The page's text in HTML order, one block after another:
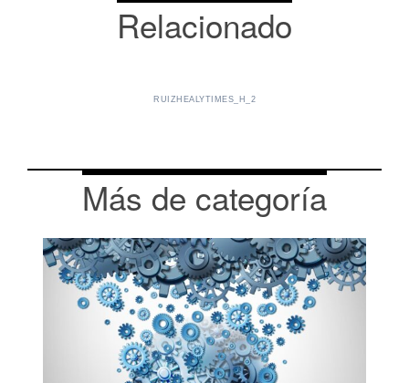
Relacionado
RUIZHEALYTIMES_H_2
Más de categoría